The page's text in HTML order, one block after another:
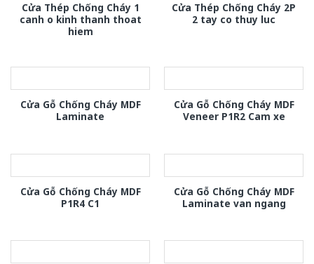
Cửa Thép Chống Cháy 1
canh o kinh thanh thoat
hiem
Cửa Thép Chống Cháy 2P
2 tay co thuy luc
Cửa Gỗ Chống Cháy MDF
Laminate
Cửa Gỗ Chống Cháy MDF
Veneer P1R2 Cam xe
Cửa Gỗ Chống Cháy MDF
P1R4 C1
Cửa Gỗ Chống Cháy MDF
Laminate van ngang